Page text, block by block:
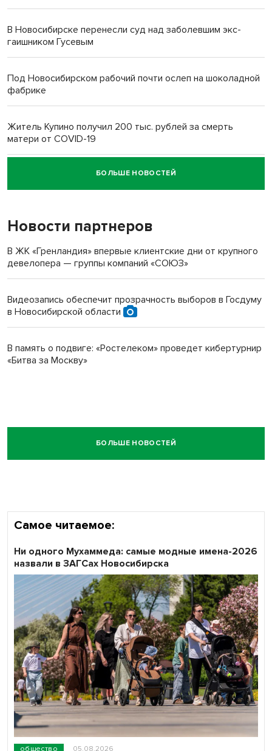
В Новосибирске перенесли суд над заболевшим экс-
гаишником Гусевым
Под Новосибирском рабочий почти ослеп на шоколадной
фабрике
Житель Купино получил 200 тыс. рублей за смерть
матери от COVID-19
Новосибирский суд наказал водителя за смерть
пенсионерки на вокзале
БОЛЬШЕ НОВОСТЕЙ
Новости партнеров
В ЖК «Гренландия» впервые клиентские дни от крупного
девелопера — группы компаний «СОЮЗ»
Видеозапись обеспечит прозрачность выборов в Госдуму
в Новосибирской области
В память о подвиге: «Ростелеком» проведет кибертурнир
«Битва за Москву»
БОЛЬШЕ НОВОСТЕЙ
Самое читаемое:
общество 05.08.2026
Ни одного Мухаммеда: самые модные имена-2026
назвали в ЗАГСах Новосибирска